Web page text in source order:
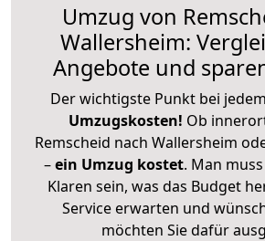
Umzug von
Wallersheim:
Angebote und
Der wichtigste Punkt bei
Umzugskosten! Ob
Remscheid nach Wallersheim
–ein Umzug kostet. Man
Klaren sein, was das Budget
Service erwarten und
möchten Sie dafür